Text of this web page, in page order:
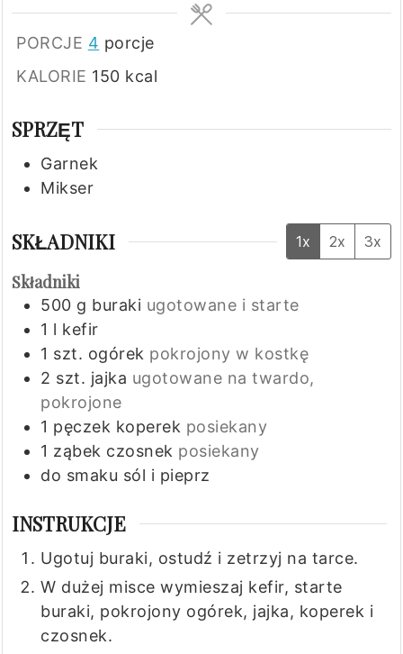
PORCJE 4 porcje
KALORIE 150 kcal
SPRZĘT
Garnek
Mikser
SKŁADNIKI 1x 2x 3x
Składniki
500 g buraki ugotowane i starte
1 l kefir
1 szt. ogórek pokrojony w kostkę
2 szt. jajka ugotowane na twardo,
pokrojone
1 pęczek koperek posiekany
1 ząbek czosnek posiekany
do smaku sól i pieprz
INSTRUKCJE
Ugotuj buraki, ostudź i zetrzyj na tarce.
W dużej misce wymieszaj kefir, starte
buraki, pokrojony ogórek, jajka, koperek i
czosnek.